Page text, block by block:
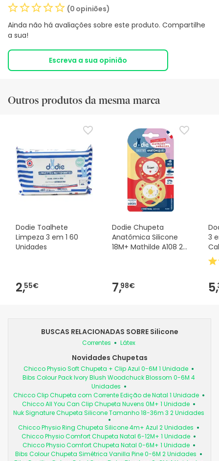
(0 opiniões)
Ainda não há avaliações sobre este produto. Compartilhe
a sua!
Escreva a sua opinião
Outros produtos da mesma marca
Dodie Toalhete
Limpeza 3 em 1 60
Unidades
2,55€
Dodie Chupeta
Anatômica Silicone
18M+ Mathilde A108 2
7,98€
3
5,
BUSCAS RELACIONADAS SOBRE Silicone
Correntes Látex
Novidades Chupetas
Chicco Physio Soft Chupeta + Clip Azul 0-6M 1 Unidade
Bibs Colour Pack Ivory Blush Woodchuck Blossom 0-6M 4
Unidades
Chicco Clip Chupeta com Corrente Edição de Natal 1 Unidade
Chicco All You Can Clip Chupeta Nuvens 0M+ 1 Unidade
Nuk Signature Chupeta Silicone Tamanho 18-36m 3 2 Unidades
Chicco Physio Ring Chupeta Silicone 4m+ Azul 2 Unidades
Chicco Physio Comfort Chupeta Natal 6-12M+ 1 Unidade
Chicco Physio Comfort Chupeta Natal 0-6M+ 1 Unidade
Bibs Colour Chupeta Simétrica Vanilla Pine 0-6M 2 Unidades